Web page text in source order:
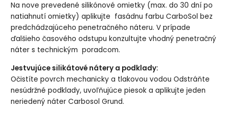
Na nove prevedené silikónové omietky (max. do 30 dní po
natiahnutí omietky) aplikujte fasádnu farbu CarboSol bez
predchádzajúceho penetračného náteru. V prípade
ďalšieho časového odstupu konzultujte vhodný penetračný
náter s technickým poradcom.
Jestvujúce silikátové nátery a podklady:
Očistíte povrch mechanicky a tlakovou vodou Odstráňte
nesúdržné podklady, uvoľňujúce piesok a aplikujte jeden
neriedený náter Carbosol Grund.